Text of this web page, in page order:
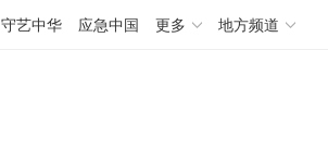
守艺中华 应急中国 更多 地方频道